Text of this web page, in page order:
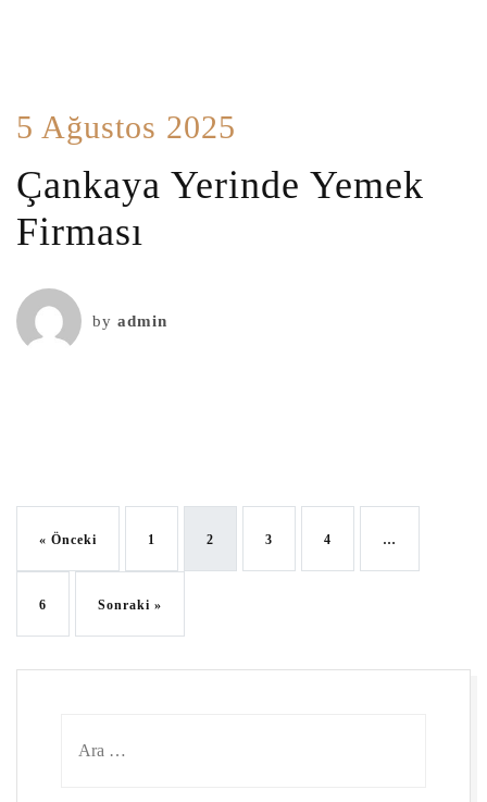
5 Ağustos 2025
Çankaya Yerinde Yemek
Firması
by admin
« Önceki 1 2 3 4 …
6 Sonraki »